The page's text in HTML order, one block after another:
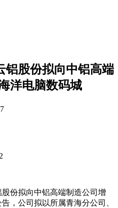
铝股份拟向中铝高端
洋电脑数码城
份拟向中铝高端制造公司增
，公司拟以所属青海分公司、